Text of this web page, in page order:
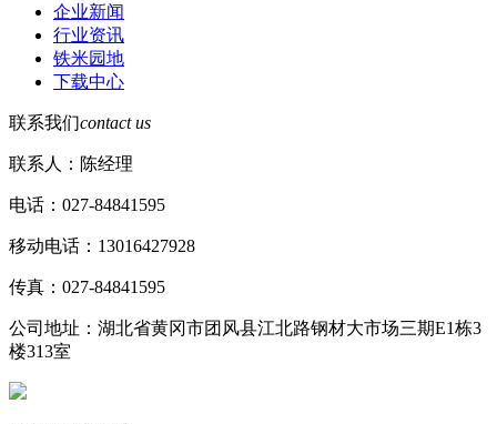
企业新闻
行业资讯
铁米园地
下载中心
联系我们contact us
联系人：陈经理
电话：027-84841595
移动电话：13016427928
传真：027-84841595
公司地址：湖北省黄冈市团风县江北路钢材大市场三期E1栋3
楼313室